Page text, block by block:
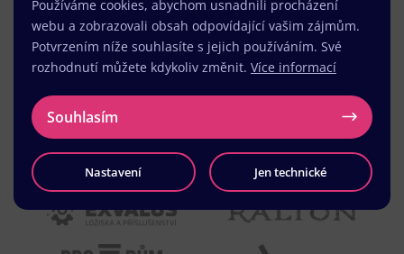
Používáme cookies, abychom usnadnili procházení
webu a zobrazovali obsah odpovídající vašim zájmům.
Potvrzením níže souhlasíte s jejich používáním. Své
rozhodnutí můžete kdykoliv změnit. Více informací
Souhlasím
Nastavení Jen technické